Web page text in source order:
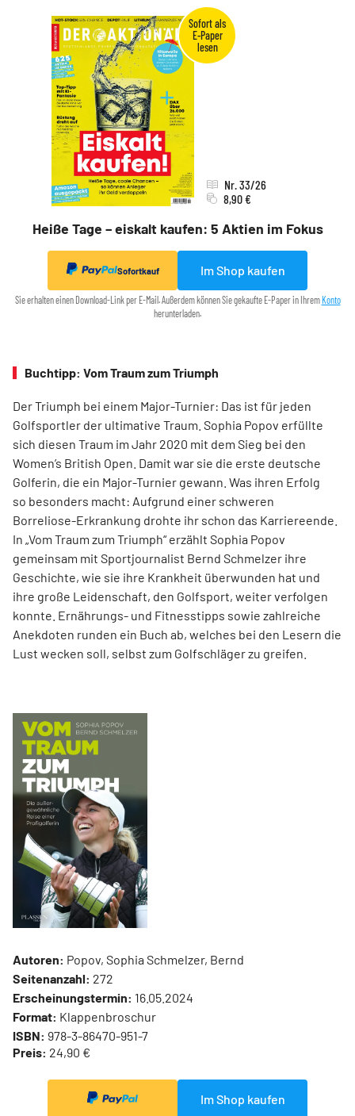
Heiße Tage – eiskalt kaufen: 5 Aktien im Fokus
Nr. 33/26
8,90 €
Sofortkauf Im Shop kaufen
Sie erhalten einen Download-Link per E-Mail. Außerdem können Sie gekaufte E-Paper in Ihrem Konto
herunterladen.
Buchtipp: Vom Traum zum Triumph
Der Triumph bei einem Major-Turnier: Das ist für jeden
Golfsportler der ultimative Traum. Sophia Popov erfüllte
sich diesen Traum im Jahr 2020 mit dem Sieg bei den
Women’s British Open. Damit war sie die erste deutsche
Golferin, die ein Major-Turnier gewann. Was ihren Erfolg
so besonders macht: Aufgrund einer schweren
Borreliose-­Erkrankung drohte ihr schon das Karriereende.
In „Vom Traum zum Triumph“ erzählt Sophia Popov
gemeinsam mit Sport­journalist Bernd Schmelzer ihre
Geschichte, wie sie ihre Krankheit überwunden hat und
ihre große Leidenschaft, den Golfsport, weiter verfolgen
konnte. Ernährungs- und Fitnesstipps sowie zahlreiche
Anekdoten runden ein Buch ab, welches bei den Lesern die
Lust wecken soll, selbst zum Golfschläger zu greifen.
Autoren: Popov, Sophia Schmelzer, Bernd
Seitenanzahl: 272
Erscheinungstermin: 16.05.2024
Format: Klappenbroschur
ISBN: 978-3-86470-951-7
Preis: 24,90 €
Im Shop kaufen